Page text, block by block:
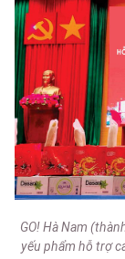
GO! Hà Nam
yếu phẩm hỗ trợ